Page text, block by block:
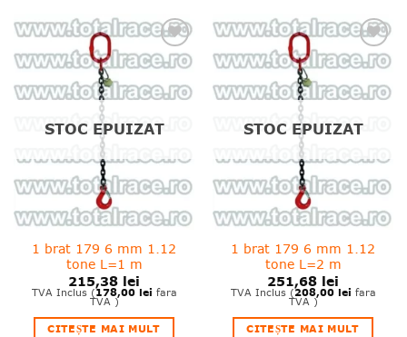
❤
Adauga
in
wishlist!
STOC EPUIZAT
1 brat 179 6 mm 1.12
tone L=1 m
215,38 lei
TVA Inclus (178,00 lei fara
TVA )
CITEȘTE MAI MULT
❤
Adauga
in
wishlist!
STOC EPUIZAT
1 brat 179 6 mm 1.12
tone L=2 m
251,68 lei
TVA Inclus (208,00 lei fara
TVA )
CITEȘTE MAI MULT